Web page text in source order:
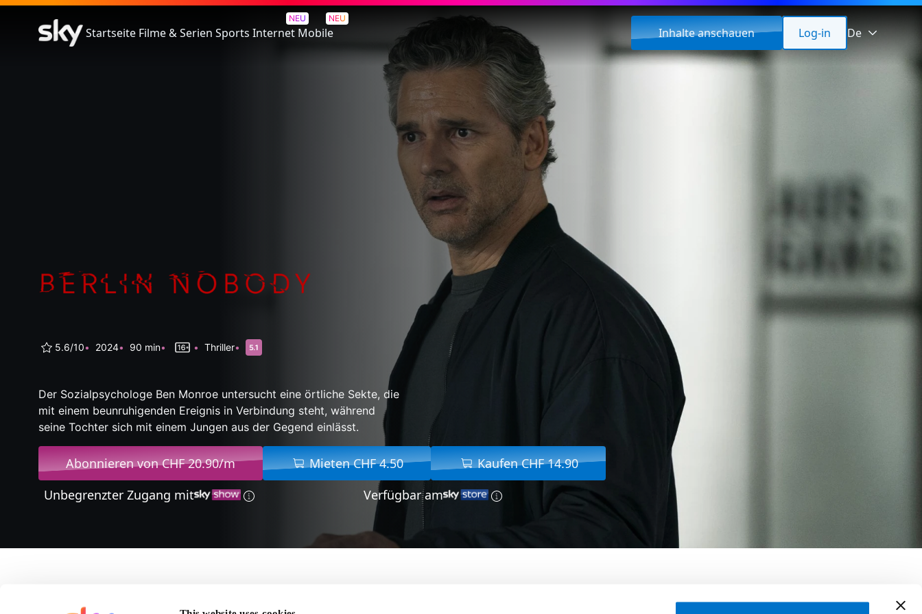
Startseite Filme & Serien Sports
NEU
Internet
NEU
Mobile Inhalte anschauen Log-in De
Berlin Nobody
5.6/10 2024 90 min Thriller
Der Sozialpsychologe Ben Monroe untersucht eine örtliche Sekte, die
mit einem beunruhigenden Ereignis in Verbindung steht, während
seine Tochter sich mit einem Jungen aus der Gegend einlässt.
Abonnieren von CHF 20.90/m
Unbegrenzter Zugang mit
Mieten CHF 4.50
Kaufen CHF 14.90
Verfügbar am